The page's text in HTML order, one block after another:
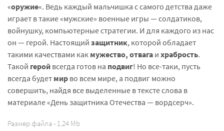
«оружие«. Ведь каждый мальчишка с самого детства даже
играет в такие «мужские» военные игры — солдатиков,
войнушку, компьютерные стратегии. И для каждого из нас
он — герой. Настоящий защитник, которой обладает
такими качествами как мужество, отвага и храбрость.
Такой герой всегда готов на подвиг! Но все-таки, пусть
всегда будет мир во всем мире, а подвиг можно
совершить, найдя все выделенные в тексте слова в
материале «День защитника Отечества — вордсерч».
Размер файла - 1.24 Mb